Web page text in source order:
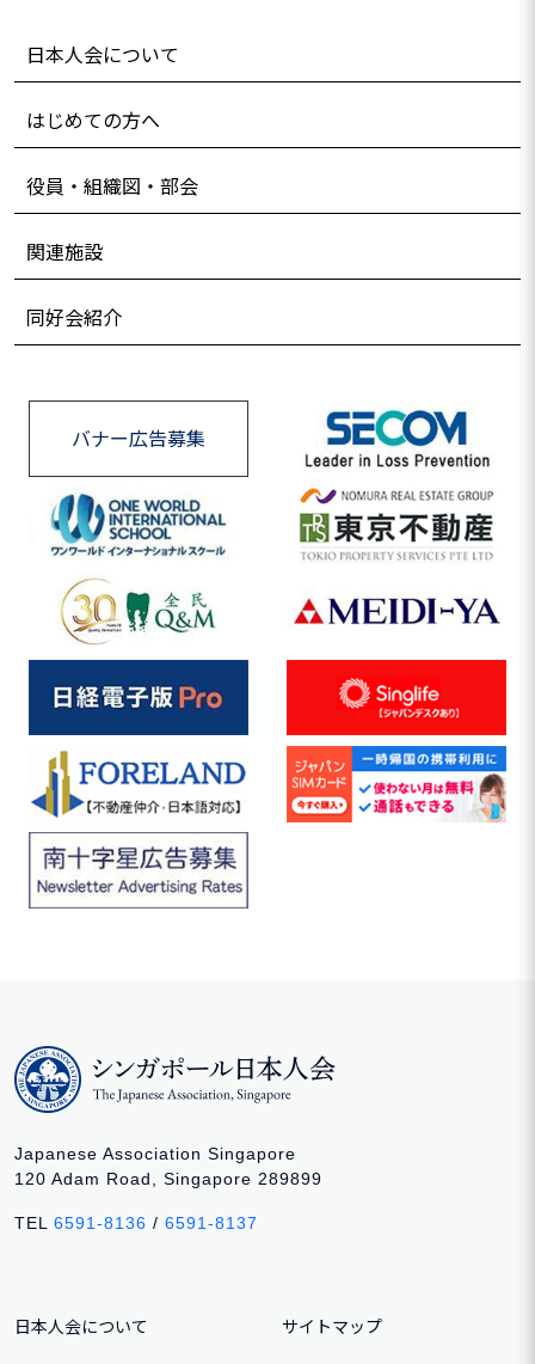
日本人会について
はじめての方へ
役員・組織図・部会
関連施設
同好会紹介
バナー広告募集
Japanese Association Singapore
120 Adam Road, Singapore 289899
TEL 6591-8136 / 6591-8137
日本人会について サイトマップ